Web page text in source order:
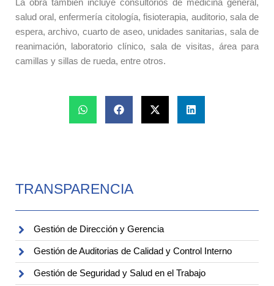
La obra también incluye consultorios de medicina general,
salud oral, enfermería citología, fisioterapia, auditorio, sala de
espera, archivo, cuarto de aseo, unidades sanitarias, sala de
reanimación, laboratorio clínico, sala de visitas, área para
camillas y sillas de rueda, entre otros.
TRANSPARENCIA
Gestión de Dirección y Gerencia
Gestión de Auditorias de Calidad y Control Interno
Gestión de Seguridad y Salud en el Trabajo